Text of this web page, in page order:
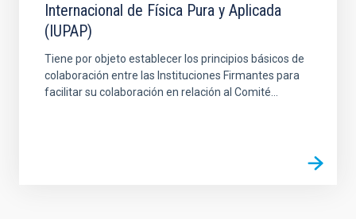
Internacional de Física Pura y Aplicada
(IUPAP)
Tiene por objeto establecer los principios básicos de
colaboración entre las Instituciones Firmantes para
facilitar su colaboración en relación al Comité...